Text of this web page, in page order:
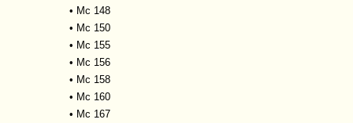
• Mc 148
• Mc 150
• Mc 155
• Mc 156
• Mc 158
• Mc 160
• Mc 167